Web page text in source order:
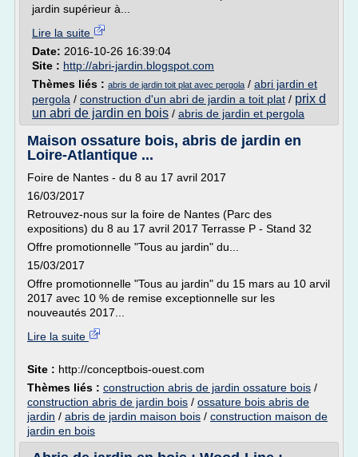
jardin supérieur à...
Lire la suite
Date: 2016-10-26 16:39:04
Site : http://abri-jardin.blogspot.com
Thèmes liés : abris de jardin toit plat avec pergola / abri jardin et
pergola / construction d'un abri de jardin a toit plat / prix d
un abri de jardin en bois / abris de jardin et pergola
Maison ossature bois, abris de jardin en
Loire-Atlantique ...
Foire de Nantes - du 8 au 17 avril 2017
16/03/2017
Retrouvez-nous sur la foire de Nantes (Parc des
expositions) du 8 au 17 avril 2017 Terrasse P - Stand 32
Offre promotionnelle "Tous au jardin" du...
15/03/2017
Offre promotionnelle "Tous au jardin" du 15 mars au 10 arvil
2017 avec 10 % de remise exceptionnelle sur les
nouveautés 2017...
Lire la suite
Site : http://conceptbois-ouest.com
Thèmes liés : construction abris de jardin ossature bois /
construction abris de jardin bois / ossature bois abris de
jardin / abris de jardin maison bois / construction maison de
jardin en bois